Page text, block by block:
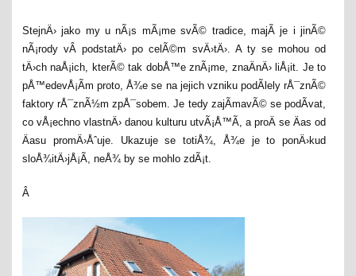
StejnÄ› jako my u nÃ¡s mÃ¡me svÃ© tradice, majÃ­ je i jinÃ©
nÃ¡rody vÂ podstatÄ› po celÃ©m svÄ›tÄ›. A ty se mohou od
tÄ›ch naÅ¡ich, kterÃ© tak dobÅ™e znÃ¡me, znaÄnÄ› liÅ¡it. Je to
pÅ™edevÅ¡Ã­m proto, Å¾e se na jejich vzniku podÃ­lely rÅ¯znÃ©
faktory rÅ¯znÃ½m zpÅ¯sobem. Je tedy zajÃ­mavÃ© se podÃ­vat,
co vÅ¡echno vlastnÄ› danou kulturu utvÃ¡Å™Ã­, a proÄ se Äas od
Äasu promÄ›Åˆuje. Ukazuje se totiÅ¾, Å¾e je to ponÄ›kud
sloÅ¾itÄ›jÅ¡Ã­, neÅ¾ by se mohlo zdÃ¡t.
Â